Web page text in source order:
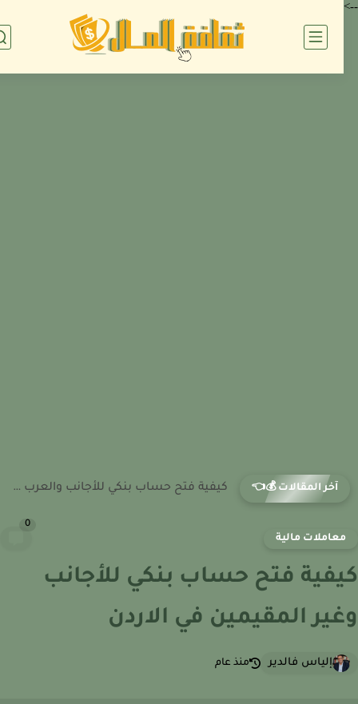
آخر المقالات 💰👈 كيفية فتح حساب بنكي للأجانب والعرب وغير المقيمين في المجر
مالية
فتح حساب بنكي للأجانب
المقيمين في الاردن
إلياس فالدير منذ عام